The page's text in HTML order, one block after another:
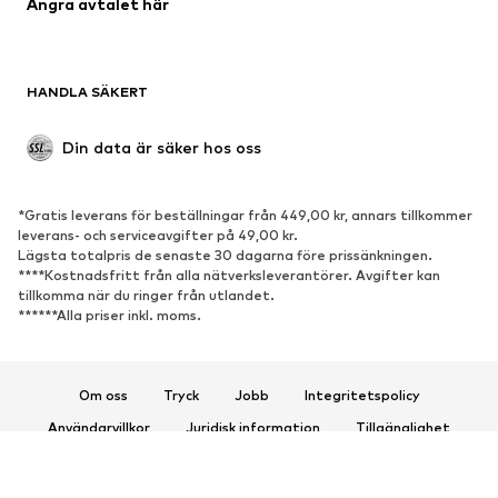
Upcycling
Nytt
Boots & stövlar
Lågskor
Sportkläder
Sporttyper
Sportskor
ACCESSOARER
HANDLA SÄKERT
Din data är säker hos oss
*Gratis leverans för beställningar från 449,00 kr, annars tillkommer
leverans- och serviceavgifter på 49,00 kr.
Lägsta totalpris de senaste 30 dagarna före prissänkningen.
****Kostnadsfritt från alla nätverksleverantörer. Avgifter kan
tillkomma när du ringer från utlandet.
******Alla priser inkl. moms.
Om oss Tryck Jobb
Integritetspolicy
Användarvillkor
Juridisk information
Tillgänglighet